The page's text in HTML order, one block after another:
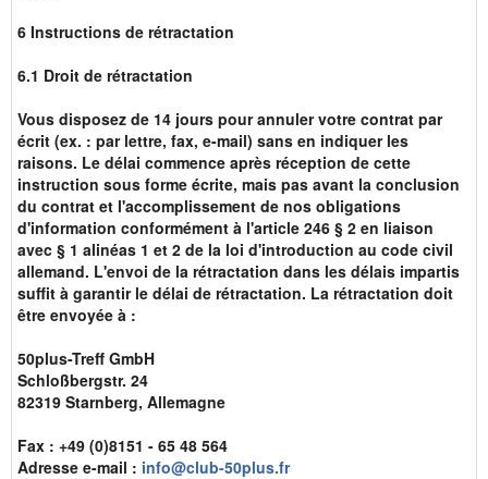
6 Instructions de rétractation
6.1 Droit de rétractation
Vous disposez de 14 jours pour annuler votre contrat par
écrit (ex. : par lettre, fax, e-mail) sans en indiquer les
raisons. Le délai commence après réception de cette
instruction sous forme écrite, mais pas avant la conclusion
du contrat et l'accomplissement de nos obligations
d'information conformément à l'article 246 § 2 en liaison
avec § 1 alinéas 1 et 2 de la loi d'introduction au code civil
allemand. L'envoi de la rétractation dans les délais impartis
suffit à garantir le délai de rétractation. La rétractation doit
être envoyée à :
50plus-Treff GmbH
Schloßbergstr. 24
82319 Starnberg, Allemagne
Fax : +49 (0)8151 - 65 48 564
Adresse e-mail : info@club-50plus.fr